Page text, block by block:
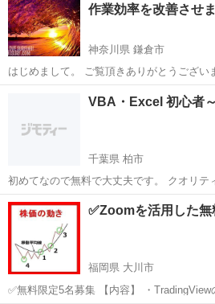
作業効率を改善させ
神奈川県 鎌倉市
はじめまして。 ご覧頂きありがとうござい
務を自動化により改善させてみませんか？
EXCELを使えば役立つことがたくさんあり
個人
VBA・Excel 初心者
千葉県 柏市
初めてなので無料で大丈夫です。 クオリテ
初心者でもお気軽にご連絡ください。 時間
にします。1～2Hくらい？
千葉 柏市 VBA 初心者
✅Zoomを活用した
福岡県 大川市
✅無料限定5名募集 【内容】 ・